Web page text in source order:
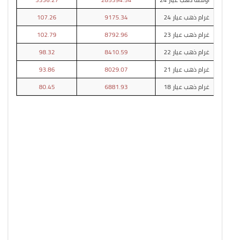
غرام ذهب عيار 24
9175.34
107.26
غرام ذهب عيار 23
8792.96
102.79
غرام ذهب عيار 22
8410.59
98.32
غرام ذهب عيار 21
8029.07
93.86
غرام ذهب عيار 18
6881.93
80.45